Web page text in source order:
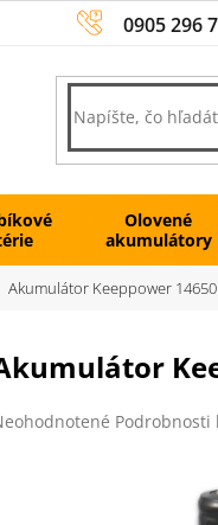
0905 296
Olovené
akumulátory
Akumulátor Keeppower
Podrobnosti